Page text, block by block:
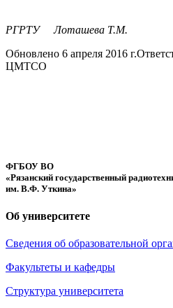
Директор
РГРТУ Лоташева Т.М.
Обновлено 6 апреля 2016 г.
ЦМТСО
ФГБОУ ВО
«Рязанский государственный
им. В.Ф. Уткина»
Об университете
Сведения об образовательной
Факультеты и кафедры
Структура университета